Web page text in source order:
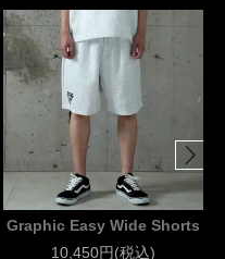
Graphic Easy Wide Shorts
10,450円(税込)